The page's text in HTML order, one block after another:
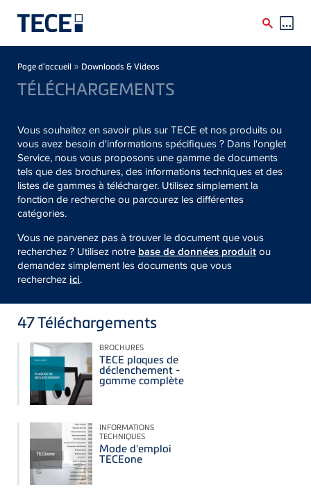
Breadcrumb
Page d’accueil » Downloads & Videos
TÉLÉCHARGEMENTS
Vous souhaitez en savoir plus sur TECE et nos produits ou
vous avez besoin d'informations spécifiques ? Dans l'onglet
Service, nous vous proposons une gamme de documents
tels que des brochures, des informations techniques et des
listes de gammes à télécharger. Utilisez simplement la
fonction de recherche ou parcourez les différentes
catégories.
Vous ne parvenez pas à trouver le document que vous
recherchez ? Utilisez notre base de données produitou
demandez simplement les documents que vous
recherchezici.
47Téléchargements
BROCHURES
TECE plaques de
déclenchement -
gamme complète
INFORMATIONS
TECHNIQUES
Mode d'emploi
TECEone